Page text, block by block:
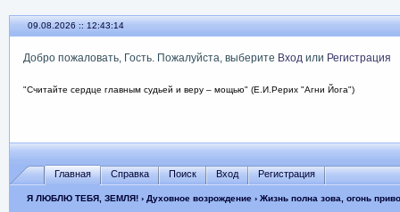
09.08.2026 :: 12:43:15
Добро пожаловать, Гость. Пожалуйста, выберите Входили Регистрация
"Считайте сердце главным судьей и веру – мощью" (Е.И.Рерих "Агни Йога")
Главная Справка Поиск Вход Регистрация
Я ЛЮБЛЮ ТЕБЯ, ЗЕМЛЯ!› Духовное возрождение› Жизнь полна зова, огонь